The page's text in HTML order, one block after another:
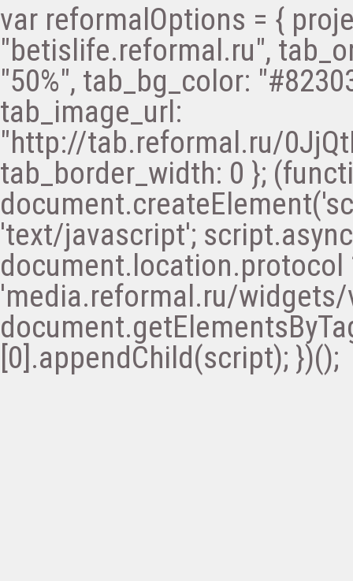
var reformalOptions = {
"betislife.reformal.ru",
"50%", tab_bg_color:
tab_image_url:
"http://tab.reformal.ru/
tab_border_width: 0 };
'text/javascript';
'media.reformal.ru/
[0].appendChild(script); })();